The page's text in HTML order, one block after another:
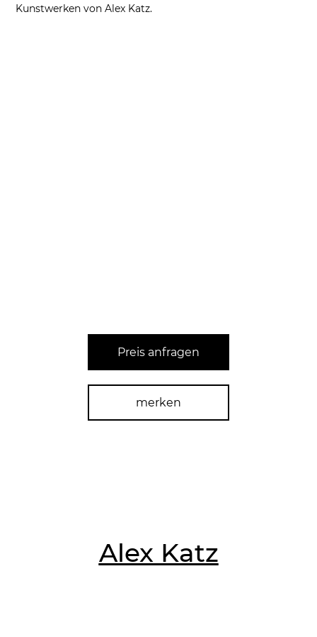
Kunstwerken von Alex Katz.
Preis anfragen
merken
Alex Katz